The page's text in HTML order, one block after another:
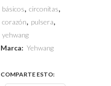
básicos, circonitas,
corazón, pulsera,
yehwang
Marca: Yehwang
COMPARTE ESTO: